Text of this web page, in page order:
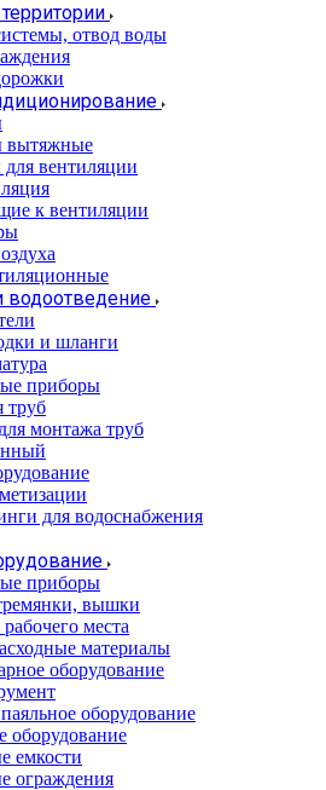
отвод воды
вытяжные
вентиляции
к вентиляции
водоотведение
и шланги
приборы
труб
монтажа труб
для водоснабжения
приборы
вышки
места
материалы
оборудование
оборудование
оборудование
емкости
ограждения